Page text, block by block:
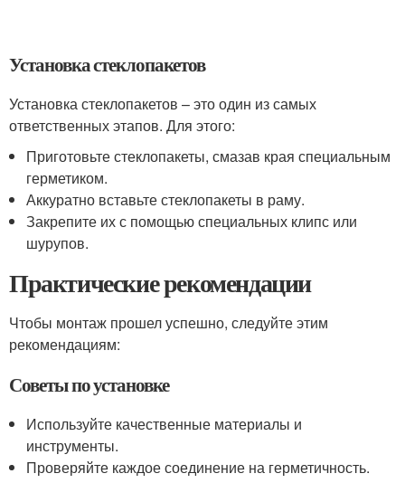
Установка стеклопакетов
Установка стеклопакетов – это один из самых
ответственных этапов. Для этого:
Приготовьте стеклопакеты, смазав края специальным
герметиком.
Аккуратно вставьте стеклопакеты в раму.
Закрепите их с помощью специальных клипс или
шурупов.
Практические рекомендации
Чтобы монтаж прошел успешно, следуйте этим
рекомендациям:
Советы по установке
Используйте качественные материалы и
инструменты.
Проверяйте каждое соединение на герметичность.